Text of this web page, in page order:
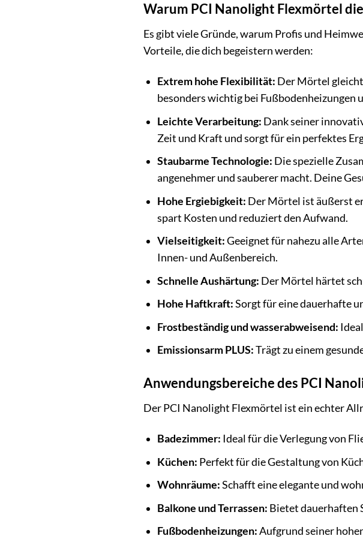
Warum PCI Nanolight Flexmörtel
Es gibt viele Gründe, warum Profis und
Vorteile, die dich begeistern werden:
Extrem hohe Flexibilität: Der Mörtel
besonders wichtig bei Fußbodenheizungen
Leichte Verarbeitung: Dank seiner
Zeit und Kraft und sorgt für ein perfektes
Staubarme Technologie: Die spezielle
angenehmer und sauberer macht. Deine
Hohe Ergiebigkeit: Der Mörtel ist äußerst
spart Kosten und reduziert den Aufwand.
Vielseitigkeit:Geeignet für nahezu alle
Innen- und Außenbereich.
Schnelle Aushärtung: Der Mörtel härtet
Hohe Haftkraft:Sorgt für eine dauerhafte
Frostbeständig und wasserabweisend:
Emissionsarm PLUS:Trägt zu einem
Anwendungsbereiche des PCI
Der PCI Nanolight Flexmörtel ist ein echter
Badezimmer: Ideal für die Verlegung von
Küchen: Perfekt für die Gestaltung von
Wohnräume:Schafft eine elegante und
Balkone und Terrassen: Bietet dauerhaften
Fußbodenheizungen:Aufgrund seiner